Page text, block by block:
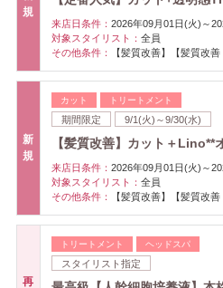
規
来店日条件： 2026年09月01日(火)～
対象スタイリスト： 全員
その他条件：
【髪質改善】【髪質改善
新
規
カット トリートメント
期間限定 9/1(火)～9/30(水)
【髪質改善】カット＋
来店日条件： 2026年09月01日(火)～
対象スタイリスト： 全員
その他条件：
【髪質改善】【髪質改善
再
トリートメント ヘッドスパ
スタイリスト指定